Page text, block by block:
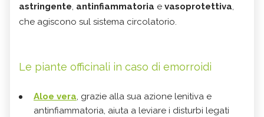
astringente, antinfiammatoria e vasoprotettiva,
che agiscono sul sistema circolatorio.
Le piante officinali in caso di emorroidi
Aloe vera, grazie alla sua azione lenitiva e
antinfiammatoria, aiuta a leviare i disturbi legati